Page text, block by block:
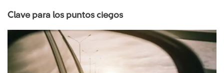
Clave para los puntos ciegos